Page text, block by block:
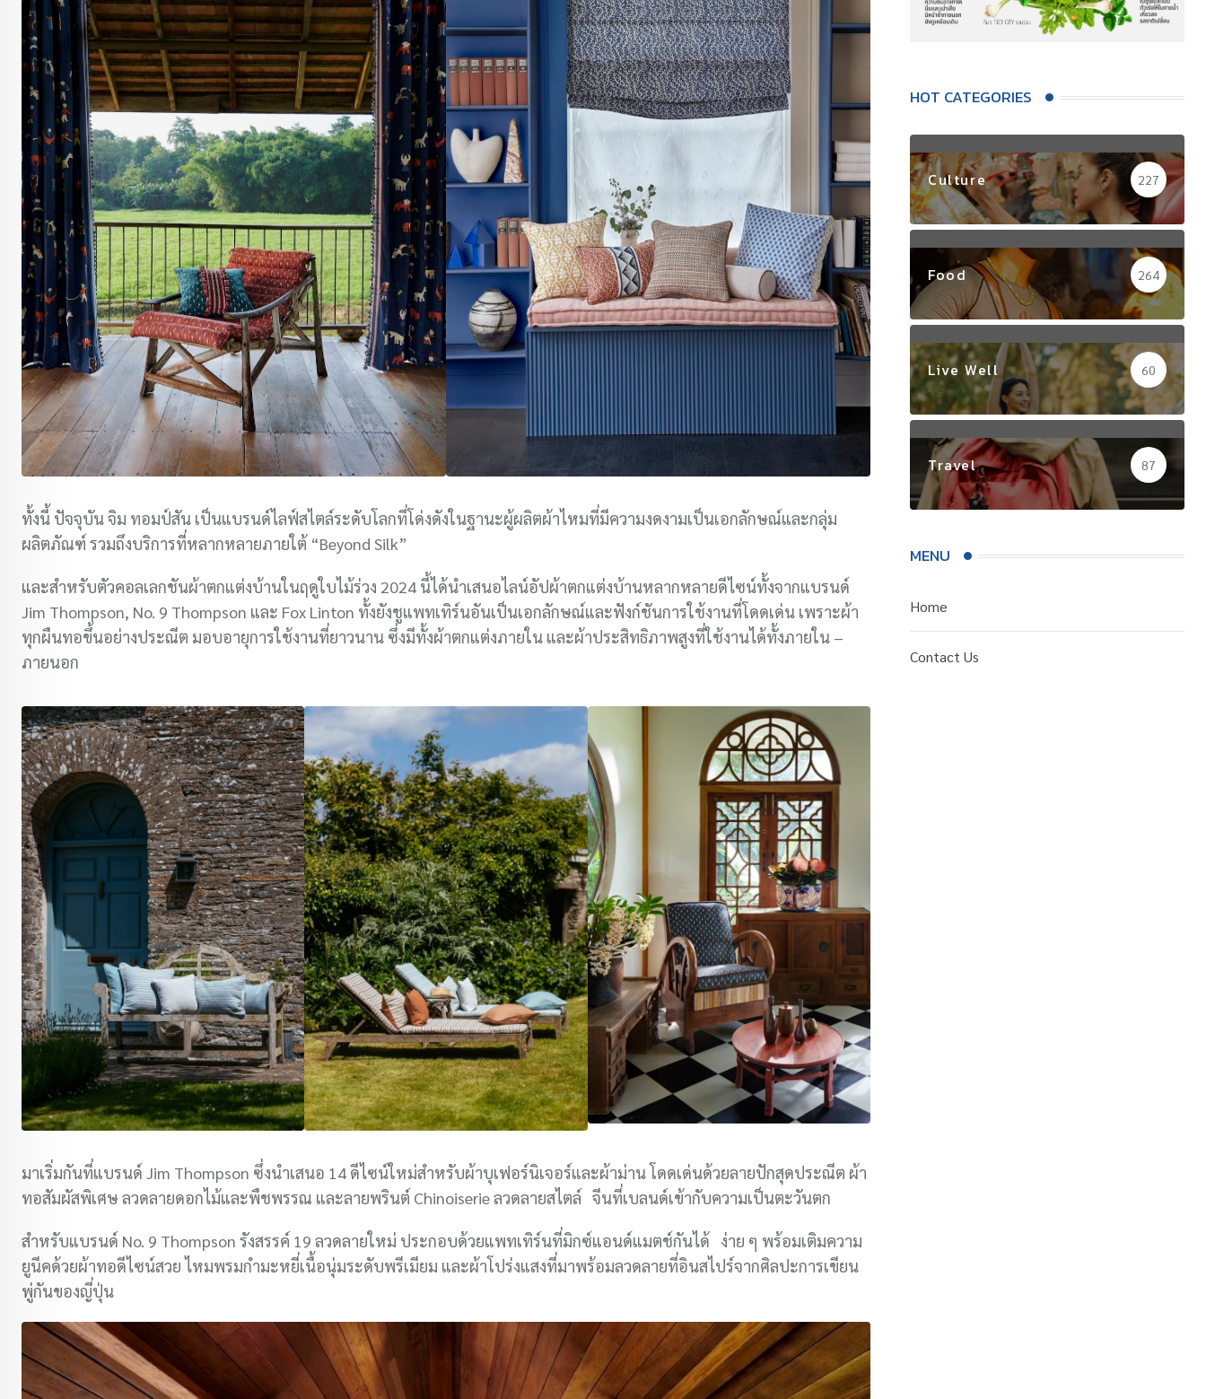
ทั้งนี้ ปัจจุบัน จิม ทอมป์สัน เป็นแบรนด์ไลฟ์สไตล์ระดับโลกที่โด่งดังในฐานะผู้ผลิตผ้าไหมที่มีความงดงามเป็นเอกลักษณ์และกลุ่ม
ผลิตภัณฑ์ รวมถึงบริการที่หลากหลายภายใต้ “Beyond Silk”
และสำหรับตัวคอลเลกชันผ้าตกแต่งบ้านในฤดูใบไม้ร่วง 2024 นี้ได้นำเสนอไลน์อัปผ้าตกแต่งบ้านหลากหลายดีไซน์ทั้งจากแบรนด์
Jim Thompson, No. 9 Thompson และ Fox Linton ทั้งยังชูแพทเทิร์นอันเป็นเอกลักษณ์และฟังก์ชันการใช้งานที่โดดเด่น เพราะผ้า
ทุกผืนทอขึ้นอย่างประณีต มอบอายุการใช้งานที่ยาวนาน ซึ่งมีทั้งผ้าตกแต่งภายใน และผ้าประสิทธิภาพสูงที่ใช้งานได้ทั้งภายใน –
ภายนอก
มาเริ่มกันที่แบรนด์ Jim Thompson ซึ่งนำเสนอ 14 ดีไซน์ใหม่สำหรับผ้าบุเฟอร์นิเจอร์และผ้าม่าน โดดเด่นด้วยลายปักสุดประณีต ผ้า
ทอสัมผัสพิเศษ ลวดลายดอกไม้และพืชพรรณ และลายพรินต์ Chinoiserie ลวดลายสไตล์ จีนที่เบลนด์เข้ากับความเป็นตะวันตก
สำหรับแบรนด์ No. 9 Thompson รังสรรค์ 19 ลวดลายใหม่ ประกอบด้วยแพทเทิร์นที่มิกซ์แอนด์แมตช์กันได้ ง่าย ๆ พร้อมเติมความ
ยูนีคด้วยผ้าทอดีไซน์สวย ไหมพรมกำมะหยี่เนื้อนุ่มระดับพรีเมียม และผ้าโปร่งแสงที่มาพร้อมลวดลายที่อินสไปร์จากศิลปะการเขียน
พู่กันของญี่ปุ่น
HOT CATEGORIES
Culture 227
Food 264
Live Well 60
Travel 87
MENU
Home
Contact Us